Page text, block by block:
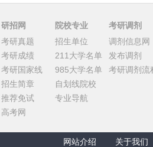
研招网
考研真题
考研成绩
考研国家线
招生简章
推荐免试
高考网
院校专业
招生单位
211大学名单
985大学名单
自划线院校
专业导航
考研调剂
调剂信息网
发布调剂
考研调剂流
网站介绍 关于我们